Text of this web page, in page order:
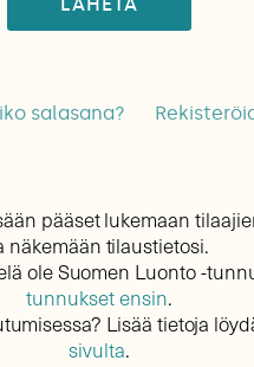
LÄHETÄ
salasana?
pääset lukemaan
näkemään tilaustietosi.
ole Suomen Luonto -
tunnukset ensin.
Lisää tietoja
sivulta.